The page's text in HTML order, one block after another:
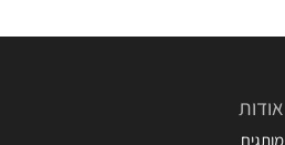
אודות
מותגים